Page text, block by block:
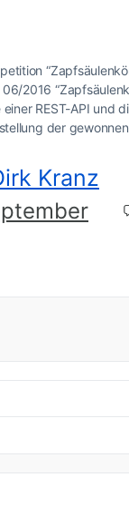
2016
REST-API und
der
Kranz